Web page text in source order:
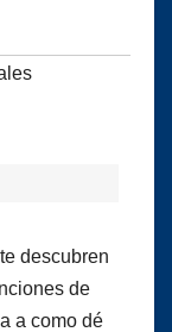
descubren
de
a como dé